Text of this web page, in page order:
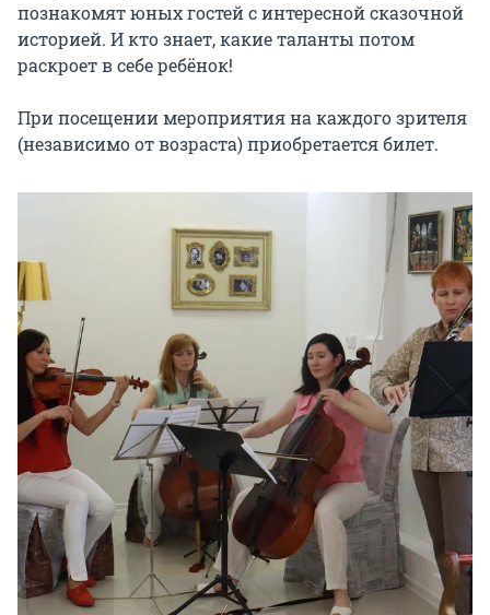
познакомят юных гостей с интересной сказочной
историей. И кто знает, какие таланты потом
раскроет в себе ребёнок!
При посещении мероприятия на каждого зрителя
(независимо от возраста) приобретается билет.